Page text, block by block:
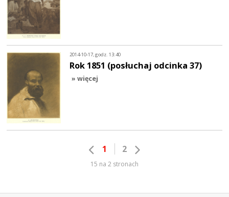
2014-10-17, godz. 13:40
Rok 1851 (posłuchaj odcinka 37)
» więcej
1 2
15 na 2 stronach